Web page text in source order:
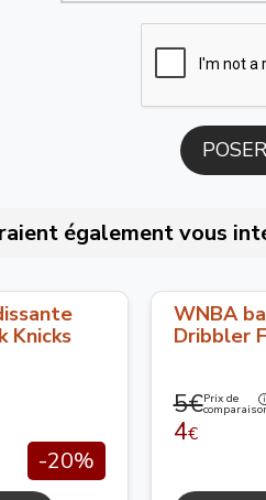
également vous
Knicks
-20%
WNBA
Dribbler
5€Prix de
4€